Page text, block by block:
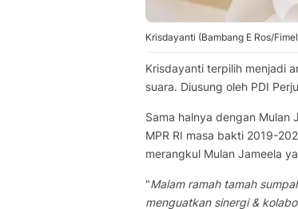
Krisdayanti (Bambang E Ros/
Krisdayanti terpilih menjadi
suara. Diusung oleh PDI
Sama halnya dengan Mulan
MPR RI masa bakti 2019-
merangkul Mulan Jameela
"Malam ramah tamah
menguatkan sinergi &